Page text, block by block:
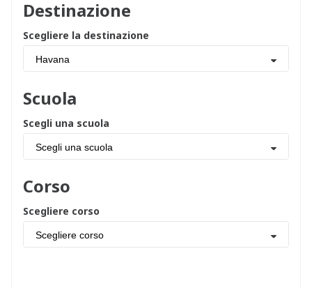
Destinazione
Scegliere la destinazione
Havana
Scuola
Scegli una scuola
Scegli una scuola
Corso
Scegliere corso
Scegliere corso